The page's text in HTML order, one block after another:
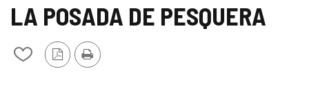
León
LA POSADA DE PESQUERA
Añadir/quitar
Versión
PDF
Imprimir
el
DE
CONFIANZA